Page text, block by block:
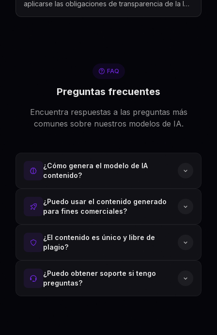
aplicarse las obligaciones de transparencia de la IA
FAQ
Preguntas frecuentes
Encuentra respuestas a las preguntas más
comunes sobre nuestros modelos de IA.
¿Cómo genera el modelo de IA
contenido?
¿Puedo usar el contenido generado
para fines comerciales?
¿El contenido es único y libre de
plagio?
¿Puedo obtener soporte si tengo
preguntas?